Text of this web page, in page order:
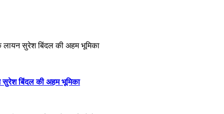
लायन सुरेश बिंदल की अहम भूमिका
सुरेश बिंदल की अहम भूमिका